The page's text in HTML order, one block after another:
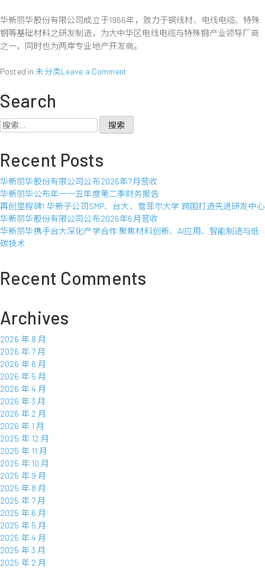
器
集
团
年
4
月
华新丽华股份有限公司成立于1966年，致力于铜线材、电线电缆、特殊
钢等基础材料之研发制造，为大中华区电线电缆与特殊钢产业领导厂商
之一，同时也为两岸专业地产开发商。
Posted in未分类Leave a Commenton
公
○
八
年
度
第
务
Search
搜
Recent Posts
华新丽华股份有限公司公布2026年7月营收
华新丽华公布年一一五年度第二季财务报告
再创里程碑! 华新子公司SMP、台大、雪菲尔大学 跨国打造先进研发中心
华新丽华股份有限公司公布2026年6月营收
华新丽华携手台大深化产学合作 聚焦材料创新、AI应用、智能制造与低
碳技术
Recent Comments
Archives
2026 年 8 月
2026 年 7 月
2026 年 6 月
2026 年 5 月
2026 年 4 月
2026 年 3 月
2026 年 2 月
2026 年 1 月
2025 年 12 月
2025 年 11 月
2025 年 10 月
2025 年 9 月
2025 年 8 月
2025 年 7 月
2025 年 6 月
2025 年 5 月
2025 年 4 月
2025 年 3 月
2025 年 2 月